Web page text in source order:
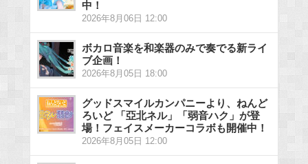
中！
2026年8月06日 12:00
ボカロ音楽を和楽器のみで奏でる新ライ
ブ企画！
2026年8月05日 18:00
グッドスマイルカンパニーより、ねんど
ろいど 「亞北ネル」「弱音ハク」が登
場！フェイスメーカーコラボも開催中！
2026年8月05日 12:00